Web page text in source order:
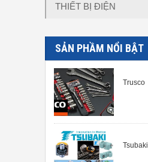
THIẾT BỊ ĐIỆN
SẢN PHẦM NỔI BẬT
Trusco
Tsubaki